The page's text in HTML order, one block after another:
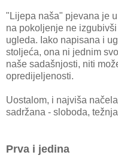
"Lijepa naša" pjevana je
na pokoljenje ne
ugleda. Iako napisana i
stoljeća, ona ni jednim
naše sadašnjosti, niti
opredijeljenosti.
Uostalom, i najviša
sadržana - sloboda,
Prva i jedina